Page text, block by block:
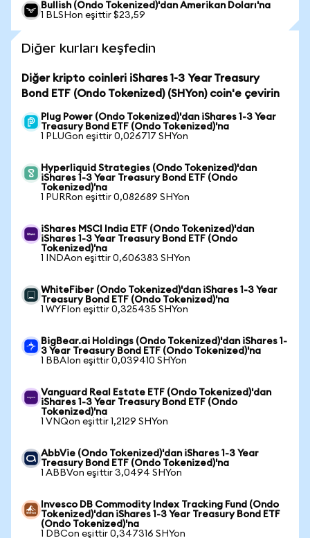
Bullish (Ondo Tokenized)'dan Amerikan Doları'na
1 BLSHon eşittir $23,59
Diğer kurları keşfedin
Diğer kripto coinleri iShares 1-3 Year Treasury
Bond ETF (Ondo Tokenized) (SHYon) coin'e çevirin
Plug Power (Ondo Tokenized)'dan iShares 1-3 Year
Treasury Bond ETF (Ondo Tokenized)'na
1 PLUGon eşittir 0,026717 SHYon
Hyperliquid Strategies (Ondo Tokenized)'dan
iShares 1-3 Year Treasury Bond ETF (Ondo
Tokenized)'na
1 PURRon eşittir 0,082689 SHYon
iShares MSCI India ETF (Ondo Tokenized)'dan
iShares 1-3 Year Treasury Bond ETF (Ondo
Tokenized)'na
1 INDAon eşittir 0,606383 SHYon
WhiteFiber (Ondo Tokenized)'dan iShares 1-3 Year
Treasury Bond ETF (Ondo Tokenized)'na
1 WYFIon eşittir 0,325435 SHYon
BigBear.ai Holdings (Ondo Tokenized)'dan iShares 1-
3 Year Treasury Bond ETF (Ondo Tokenized)'na
1 BBAIon eşittir 0,039410 SHYon
Vanguard Real Estate ETF (Ondo Tokenized)'dan
iShares 1-3 Year Treasury Bond ETF (Ondo
Tokenized)'na
1 VNQon eşittir 1,2129 SHYon
AbbVie (Ondo Tokenized)'dan iShares 1-3 Year
Treasury Bond ETF (Ondo Tokenized)'na
1 ABBVon eşittir 3,0494 SHYon
Invesco DB Commodity Index Tracking Fund (Ondo
Tokenized)'dan iShares 1-3 Year Treasury Bond ETF
(Ondo Tokenized)'na
1 DBCon eşittir 0,347316 SHYon